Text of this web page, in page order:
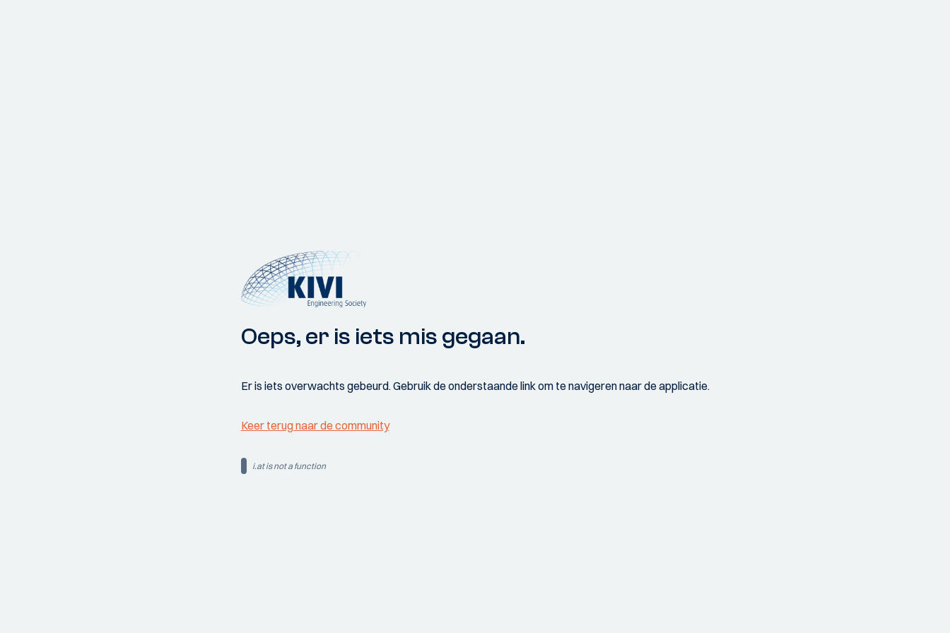
Oeps, er is iets mis gegaan.
Er is iets overwachts gebeurd. Gebruik de onderstaande link om te navigeren naar de applicatie.
Keer terug naar de community
i.at is not a function